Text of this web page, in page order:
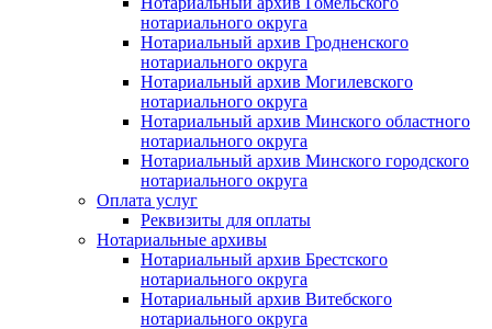
нотариального округа
Нотариальный архив Гродненского
нотариального округа
Нотариальный архив Могилевского
нотариального округа
Нотариальный архив Минского областного
нотариального округа
Нотариальный архив Минского городского
нотариального округа
Оплата услуг
Реквизиты для оплаты
Нотариальные архивы
Нотариальный архив Брестского
нотариального округа
Нотариальный архив Витебского
нотариального округа